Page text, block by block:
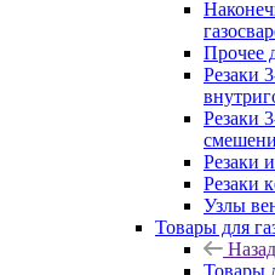
Прочее
Резаки
Резаки
Резаки
Резаки
Узлы
Товары для
Назад
Товары